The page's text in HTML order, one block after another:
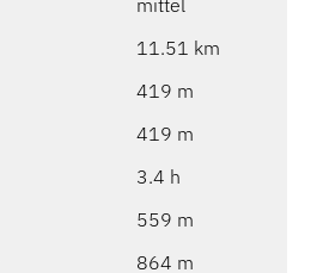
mittel
11.51 km
419 m
419 m
3.4 h
559 m
864 m